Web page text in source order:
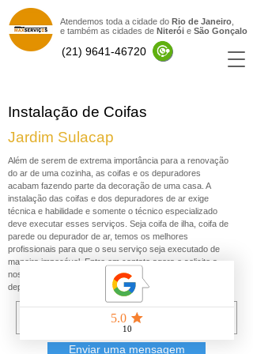
Atendemos toda a cidade do Rio de Janeiro
e também as cidades de Niterói e São Gonçalo
(21) 9641-46720
Instalação de Coifas
Jardim Sulacap
Além de serem de extrema importância para a renovação
do ar de uma cozinha, as coifas e os depuradores
acabam fazendo parte da decoração de uma casa. A
instalação das coifas e dos depuradores de ar exige
técnica e habilidade e somente o técnico especializado
deve executar esses serviços. Seja coifa de ilha, coifa de
parede ou depurador de ar, temos os melhores
profissionais para que o seu serviço seja executado de
maneira impecável. Entre em contato agora e solicite a
nossa visita para a instalação da sua coifa ou do seu
depurador de ar.
Enviar uma mensagem